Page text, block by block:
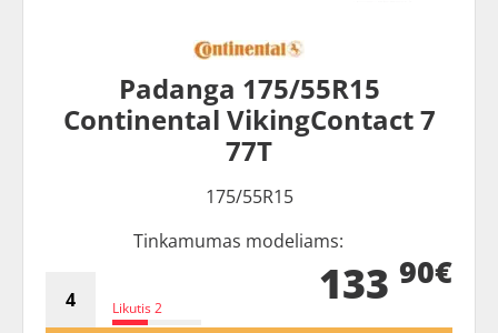
Padanga 175/55R15
Continental VikingContact 7
77T
175/55R15
Tinkamumas modeliams:
Likutis 2 133 90€